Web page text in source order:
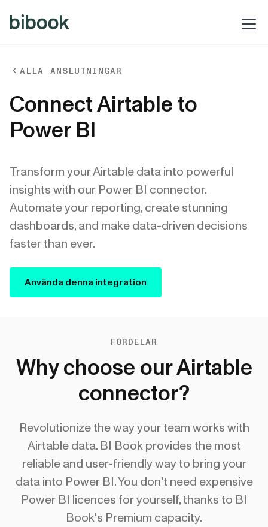
ALLA ANSLUTNINGAR
BIbook
Connect Airtable to
Power BI
Transform your Airtable data into powerful
insights with our Power BI connector.
Automate your reporting, create stunning
dashboards, and make data-driven decisions
faster than ever.
Använda denna integration
FÖRDELAR
Why choose our Airtable
connector?
Revolutionize the way your team works with
Airtable data. BI Book provides the most
reliable and user-friendly way to bring your
data into Power BI. You don't need expensive
Power BI licences for yourself, thanks to BI
Book's Premium capacity.